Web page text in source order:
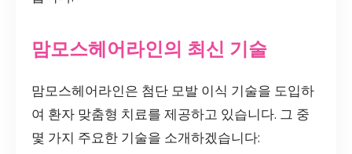
맘모스헤어라인의 최신 기술
맘모스헤어라인은 첨단 모발 이식 기술을 도입하
여 환자 맞춤형 치료를 제공하고 있습니다. 그 중
몇 가지 주요한 기술을 소개하겠습니다: